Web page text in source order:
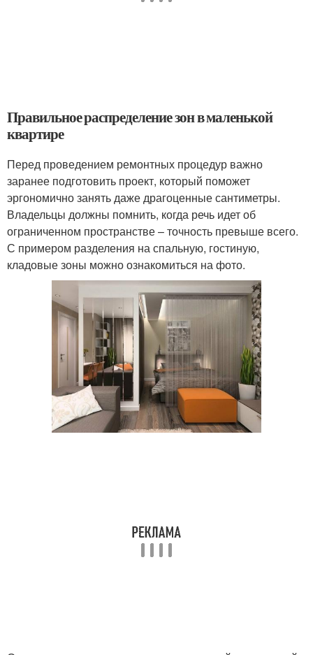
Правильное распределение зон в маленькой
квартире
Перед проведением ремонтных процедур важно
заранее подготовить проект, который поможет
эргономично занять даже драгоценные сантиметры.
Владельцы должны помнить, когда речь идет об
ограниченном пространстве – точность превыше всего.
С примером разделения на спальную, гостиную,
кладовые зоны можно ознакомиться на фото.